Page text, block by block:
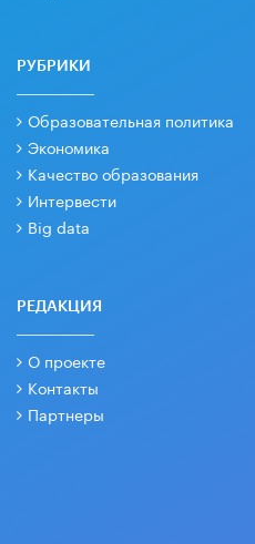
РУБРИКИ
Образовательная политика
Экономика
Качество образования
Интервести
Big data
РЕДАКЦИЯ
О проекте
Контакты
Партнеры